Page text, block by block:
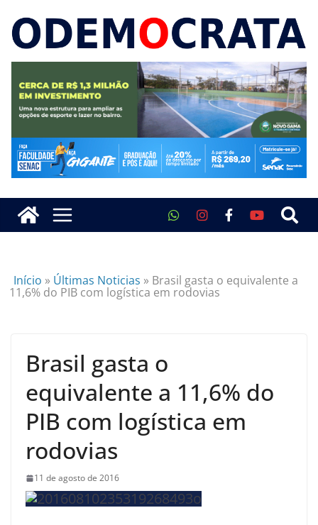
Início » Últimas Noticias » Brasil gasta o equivalente a
11,6% do PIB com logística em rodovias
Brasil gasta o
equivalente a 11,6% do
PIB com logística em
rodovias
11 de agosto de 2016